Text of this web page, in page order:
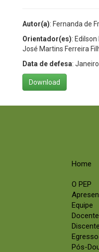
Autor(a): Fernanda de
Orientador(es):
José Martins Ferreira
Data de defesa:
Download
Home
O PEP
Equipe
Pós-